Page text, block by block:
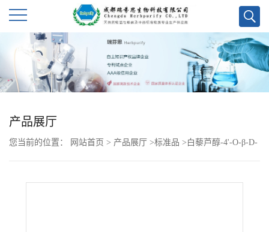
产品展厅
您当前的位置： 网站首页 > 产品展厅 >标准品 > 白藜芦醇-4'-O-β-D-